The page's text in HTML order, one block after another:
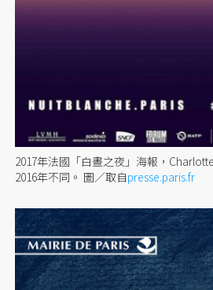
2017年法國「白晝之夜」海報，
2016年不同。 圖／取自presse.paris.fr